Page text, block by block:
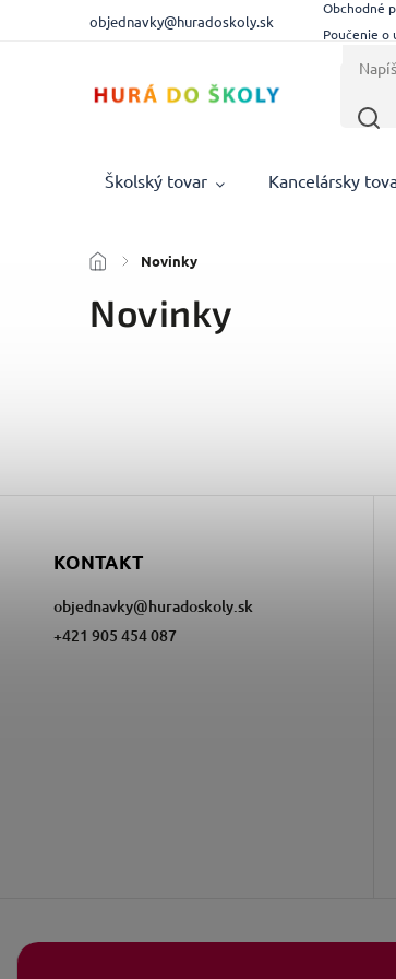
objednavky@huradoskoly.sk
Obchodné
Poučenie o
Školský tovar Kancelársky
/ Novinky
Novinky
KONTAKT
objednavky@huradoskoly.sk
+421 905 454 087